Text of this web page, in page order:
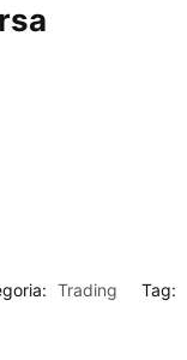
Trading Tag: